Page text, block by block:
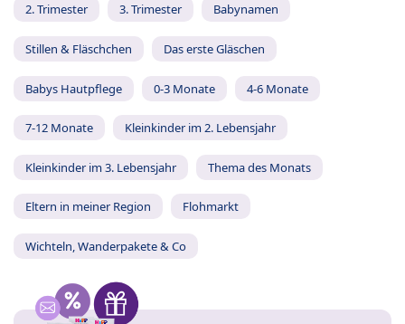
2. Trimester 3. Trimester Babynamen
Stillen & Fläschchen Das erste Gläschen
Babys Hautpflege 0-3 Monate 4-6 Monate
7-12 Monate Kleinkinder im 2. Lebensjahr
Kleinkinder im 3. Lebensjahr Thema des Monats
Eltern in meiner Region Flohmarkt
Wichteln, Wanderpakete & Co